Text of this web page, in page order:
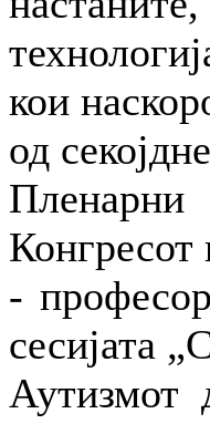
кои
од
Конгресот
-
сесијата
Аутизмот